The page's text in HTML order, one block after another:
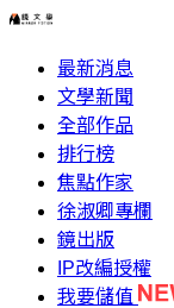
最新消息
文學新聞
全部作品
排行榜
焦點作家
徐淑卿專欄
鏡出版
IP改編授權
我要儲值